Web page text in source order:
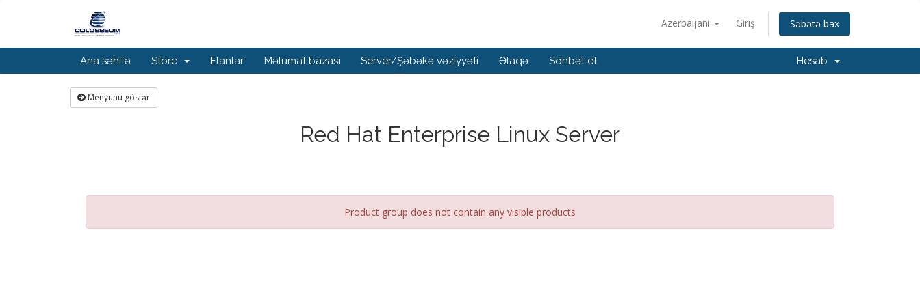
Azerbaijani Giriş Səbətə bax
Ana səhifə Store Elanlar Məlumat bazası Server/Şəbəkə vəziyyəti Əlaqə Söhbət et Hesab
Menyunu göstər
Red Hat Enterprise Linux Server
Product group does not contain any visible products